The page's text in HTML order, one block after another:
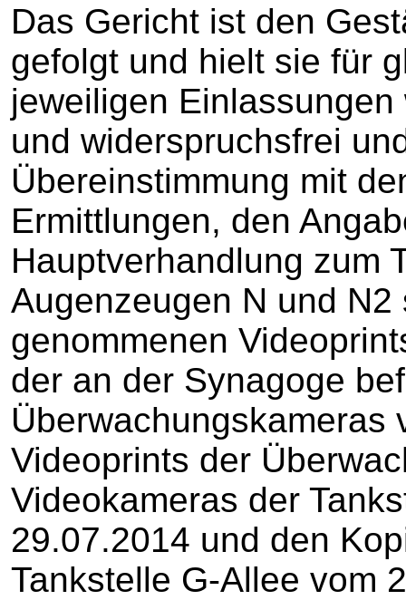
Das Gericht ist den
gefolgt und hielt sie für
jeweiligen
und widerspruchsfrei
Übereinstimmung mit
Ermittlungen, den
Hauptverhandlung zum
Augenzeugen N und
genommenen
der an der Synagoge
Überwachungskameras
Videoprints der
Videokameras der
29.07.2014 und den
Tankstelle G-Allee vom